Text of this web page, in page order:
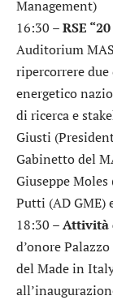
Management)
16:30 –RSE
Auditorium
ripercorrere
energetico
di ricerca e
Giusti
Gabinetto del
Giuseppe
Putti (AD
18:30 –Attività
d’onore
del Made in